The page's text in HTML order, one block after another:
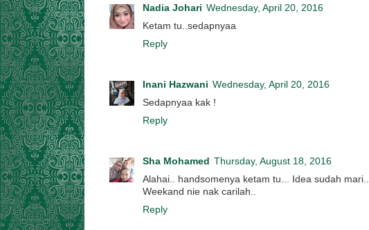
Nadia Johari Wednesday, April 20, 2016
Ketam tu..sedapnyaa
Reply
Inani Hazwani Wednesday, April 20, 2016
Sedapnyaa kak !
Reply
Sha Mohamed Thursday, August 18, 2016
Alahai.. handsomenya ketam tu... Idea sudah mari..
Weekand nie nak carilah..
Reply